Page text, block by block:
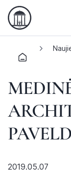
2019.05.07